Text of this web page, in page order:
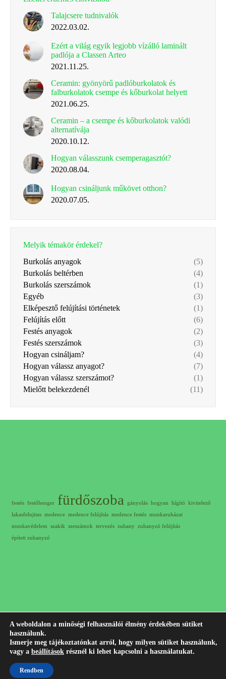
Talajcsere tudnivalók
2022.03.02.
Ezért a világ egyik legjobb vízálló laminált
padlója a Classen Arteo
2021.11.25.
Ceramin: gyönyörű padlóburkolatok és
falburkolatok csempe és kőburkolat helyett
2021.06.25.
Ceramin – a csempe és kőburkolatok valódi
alternatívája
2020.10.12.
Hogyan válasszunk csemperagasztót?
2020.08.04.
Hogyan csináljunk műkövet otthon?
2020.07.05.
Melyik témakör érdekel?
Burkolás anyagok
(5)
Burkolás beltérben
(4)
Burkolás szerszámok
(1)
Egyéb
(3)
Elképesztő felújítási történetek
(1)
Felújítás előtt
(6)
Festés anyagok
(2)
Festés szerszámok
(3)
Hogyan csináljam?
(4)
Hogyan válassz anyagot?
(7)
Hogyan válassz szerszámot?
(1)
Mielőtt belekezdenél
(11)
festés festőhenger fürdőszoba gányolás hogyan hígító kivitelező
lakasfelujitas medence medence felújítás medence festés munkaruházat
munkavédelem szakik szeszámok tervezés zuhany zuhanyzó felújítás
épített zuhanyzó
© 2012-2023 Minden jog fenntartva! |+36 30 311 7407 Írj
nekem emailt!
Jogi nyilatkozat
Készítette:
A weboldalon a minőségi felhasználói élmény érdekében sütiket
használunk.
Ismerje meg tájékoztatónkat arról, hogy milyen sütiket használunk,
vagy a beállítások résznél ki lehet kapcsolni a használatukat.
Rendben